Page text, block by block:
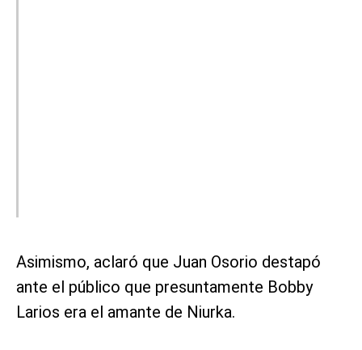
Asimismo, aclaró que Juan Osorio destapó
ante el público que presuntamente Bobby
Larios era el amante de Niurka.